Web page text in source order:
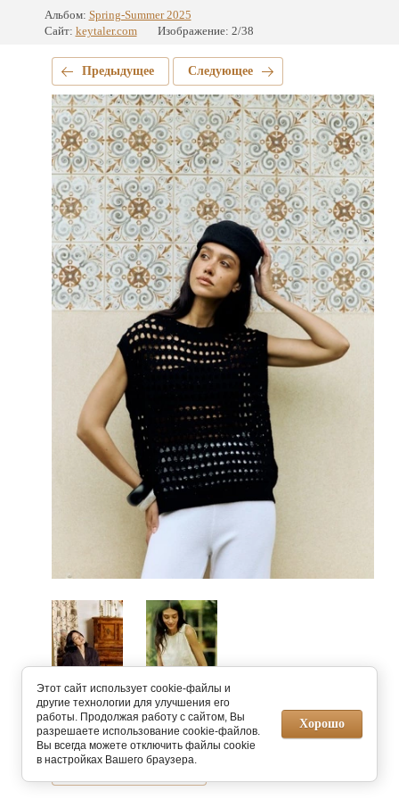
Альбом: Spring-Summer 2025
Сайт: keytaler.com Изображение: 2/38
Предыдущее Следующее
Предыдущее Следующее
Этот сайт использует cookie-файлы и
другие технологии для улучшения его
работы. Продолжая работу с сайтом, Вы
разрешаете использование cookie-файлов.
Вы всегда можете отключить файлы cookie
в настройках Вашего браузера.
Хорошо